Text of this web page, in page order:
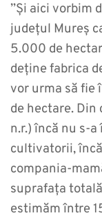
”Și aici vorbim
județul Mureș
5.000 de
deține fabrica
vor urma să fie
de hectare. Din
n.r.) încă nu s-
cultivatorii,
compania-
suprafața
estimăm între